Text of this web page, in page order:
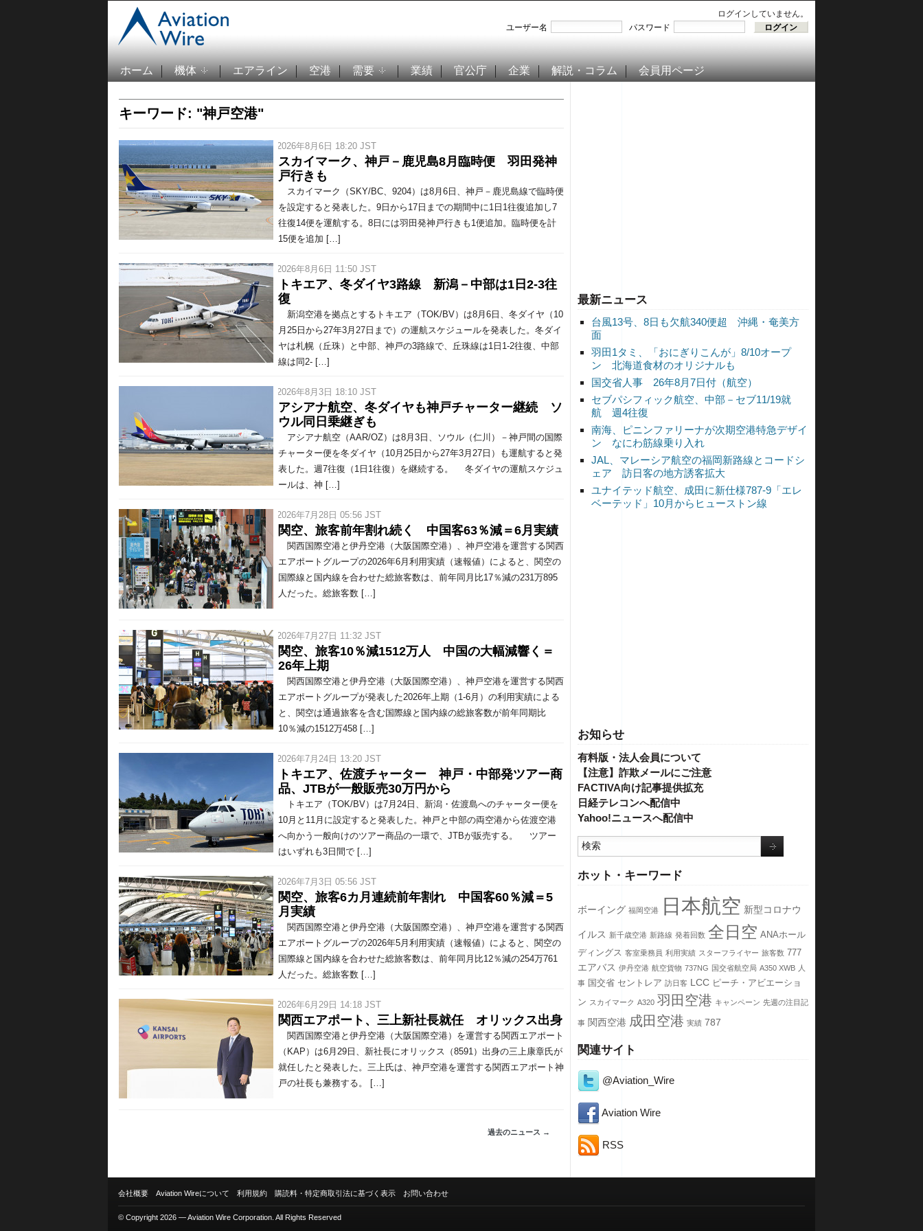
ログインしていません。
ユーザー名
パスワード
ホーム 機体 エアライン 空港 需要 業績 官公庁 企業 解説・コラム 会員用ページ
最新ニュース
台風13号、8日も欠航340便超 沖縄・奄美方
面
羽田1タミ、「おにぎりこんが」8/10オープ
ン 北海道食材のオリジナルも
国交省人事 26年8月7日付（航空）
セブパシフィック航空、中部－セブ11/19就
航 週4往復
南海、ピニンファリーナが次期空港特急デザイ
ン なにわ筋線乗り入れ
JAL、マレーシア航空の福岡新路線とコードシ
ェア 訪日客の地方誘客拡大
ユナイテッド航空、成田に新仕様787-9「エレ
ベーテッド」10月からヒューストン線
お知らせ
有料版・法人会員について
【注意】詐欺メールにご注意
FACTIVA向け記事提供拡充
日経テレコンへ配信中
Yahoo!ニュースへ配信中
ホット・キーワード
ボーイング 福岡空港 日本航空 新型コロナウ
イルス 新千歳空港 新路線 発着回数 全日空 ANAホール
ディングス 客室乗務員 利用実績 スターフライヤー 旅客数 777
エアバス 伊丹空港 航空貨物 737NG 国交省航空局 A350 XWB 人
事 国交省 セントレア 訪日客 LCC ピーチ・アビエーショ
ン スカイマーク A320 羽田空港 キャンペーン 先週の注目記
事 関西空港 成田空港 実績 787
関連サイト
@Aviation_Wire
Aviation Wire
RSS
キーワード: "神戸空港"
/ 2026年8月6日 18:20 JST
スカイマーク、神戸－鹿児島8月臨時便 羽田発神
戸行きも
スカイマーク（SKY/BC、9204）は8月6日、神戸－鹿児島線で臨時便
を設定すると発表した。9日から17日までの期間中に1日1往復追加し7
往復14便を運航する。8日には羽田発神戸行きも1便追加。臨時便を計
15便を追加 […]
/ 2026年8月6日 11:50 JST
トキエア、冬ダイヤ3路線 新潟－中部は1日2-3往
復
新潟空港を拠点とするトキエア（TOK/BV）は8月6日、冬ダイヤ（10
月25日から27年3月27日まで）の運航スケジュールを発表した。冬ダイ
ヤは札幌（丘珠）と中部、神戸の3路線で、丘珠線は1日1-2往復、中部
線は同2- […]
/ 2026年8月3日 18:10 JST
アシアナ航空、冬ダイヤも神戸チャーター継続 ソ
ウル同日乗継ぎも
アシアナ航空（AAR/OZ）は8月3日、ソウル（仁川）－神戸間の国際
チャーター便を冬ダイヤ（10月25日から27年3月27日）も運航すると発
表した。週7往復（1日1往復）を継続する。 冬ダイヤの運航スケジュ
ールは、神 […]
/ 2026年7月28日 05:56 JST
関空、旅客前年割れ続く 中国客63％減＝6月実績
関西国際空港と伊丹空港（大阪国際空港）、神戸空港を運営する関西
エアポートグループの2026年6月利用実績（速報値）によると、関空の
国際線と国内線を合わせた総旅客数は、前年同月比17％減の231万895
人だった。総旅客数 […]
/ 2026年7月27日 11:32 JST
関空、旅客10％減1512万人 中国の大幅減響く＝
26年上期
関西国際空港と伊丹空港（大阪国際空港）、神戸空港を運営する関西
エアポートグループが発表した2026年上期（1-6月）の利用実績による
と、関空は通過旅客を含む国際線と国内線の総旅客数が前年同期比
10％減の1512万458 […]
/ 2026年7月24日 13:20 JST
トキエア、佐渡チャーター 神戸・中部発ツアー商
品、JTBが一般販売30万円から
トキエア（TOK/BV）は7月24日、新潟・佐渡島へのチャーター便を
10月と11月に設定すると発表した。神戸と中部の両空港から佐渡空港
へ向かう一般向けのツアー商品の一環で、JTBが販売する。 ツアー
はいずれも3日間で […]
/ 2026年7月3日 05:56 JST
関空、旅客6カ月連続前年割れ 中国客60％減＝5
月実績
関西国際空港と伊丹空港（大阪国際空港）、神戸空港を運営する関西
エアポートグループの2026年5月利用実績（速報値）によると、関空の
国際線と国内線を合わせた総旅客数は、前年同月比12％減の254万761
人だった。総旅客数 […]
/ 2026年6月29日 14:18 JST
関西エアポート、三上新社長就任 オリックス出身
関西国際空港と伊丹空港（大阪国際空港）を運営する関西エアポート
（KAP）は6月29日、新社長にオリックス（8591）出身の三上康章氏が
就任したと発表した。三上氏は、神戸空港を運営する関西エアポート神
戸の社長も兼務する。 […]
過去のニュース →
会社概要 Aviation Wireについて 利用規約 購読料・特定商取引法に基づく表示 お問い合わせ
© Copyright 2026 — Aviation Wire Corporation. All Rights Reserved